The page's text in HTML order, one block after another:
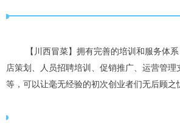
【川西冒菜】拥有完善的培训和服务体
店策划、人员招聘培训、促销推广、运营管理
等，可以让毫无经验的初次创业者们无后顾之